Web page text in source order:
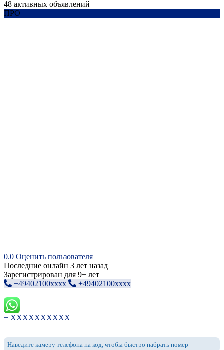
48 активных объявлений
ПРО
0.0 Оценить пользователя
Последние онлайн 3 лет назад
Зарегистрирован для 9+ лет
+49402100xxxx
+49402100xxxx
+ XXXXXXXXXX
Наведите камеру телефона на код, чтобы быстро набрать номер